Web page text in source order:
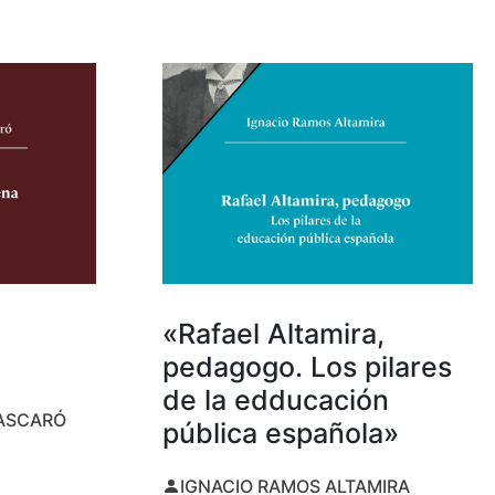
«Rafael Altamira,
pedagogo. Los pilares
de la edducación
pública española»
IGNACIO RAMOS ALTAMIRA